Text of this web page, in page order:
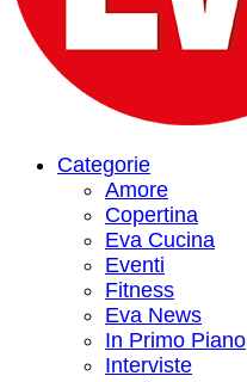
Categorie
Amore
Copertina
Eva Cucina
Eventi
Fitness
Eva News
In Primo Piano
Interviste